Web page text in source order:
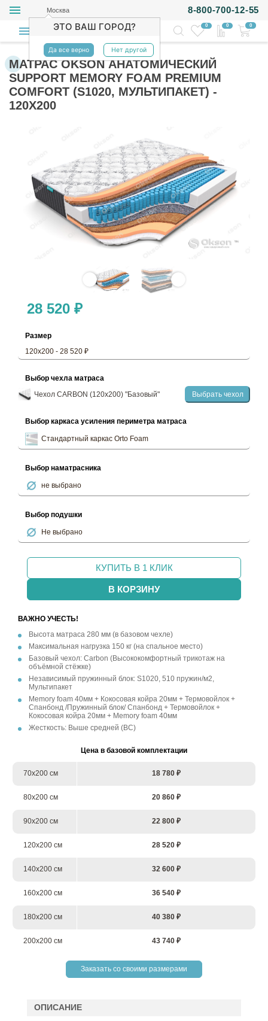
Москва
ЭТО ВАШ ГОРОД?
Да все верно Нет другой
8-800-700-12-55
0 0 0
МАТРАС OKSON АНАТОМИЧЕСКИЙ
SUPPORT MEMORY FOAM PREMIUM
COMFORT (S1020, МУЛЬТИПАКЕТ) -
120Х200
Размер
120х200 - 28 520 ₽
28 520 ₽
Выбор чехла матраса
Чехол CARBON (120х200) "Базовый"
Выбрать чехол
Выбор каркаса усиления периметра матраса
Стандартный каркас Orto Foam
Выбор наматрасника
не выбрано
Выбор подушки
Не выбрано
КУПИТЬ В 1 КЛИК
В КОРЗИНУ
ВАЖНО УЧЕСТЬ!
Высота матраса 280 мм (в базовом чехле)
Максимальная нагрузка 150 кг (на спальное место)
Базовый чехол: Carbon (Высококомфортный трикотаж на
объёмной стёжке)
Независимый пружинный блок: S1020, 510 пружин/м2,
Мультипакет
Memory foam 40мм + Кокосовая койра 20мм + Термовойлок +
Спанбонд /Пружинный блок/ Спанбонд + Термовойлок +
Кокосовая койра 20мм + Memory foam 40мм
Жесткость: Выше средней (ВС)
Цена в базовой комплектации
70х200 см 18 780 ₽
80х200 см 20 860 ₽
90х200 см 22 800 ₽
120х200 см 28 520 ₽
140х200 см 32 600 ₽
160х200 см 36 540 ₽
180х200 см 40 380 ₽
200х200 см 43 740 ₽
Заказать со своими размерами
ОПИСАНИЕ